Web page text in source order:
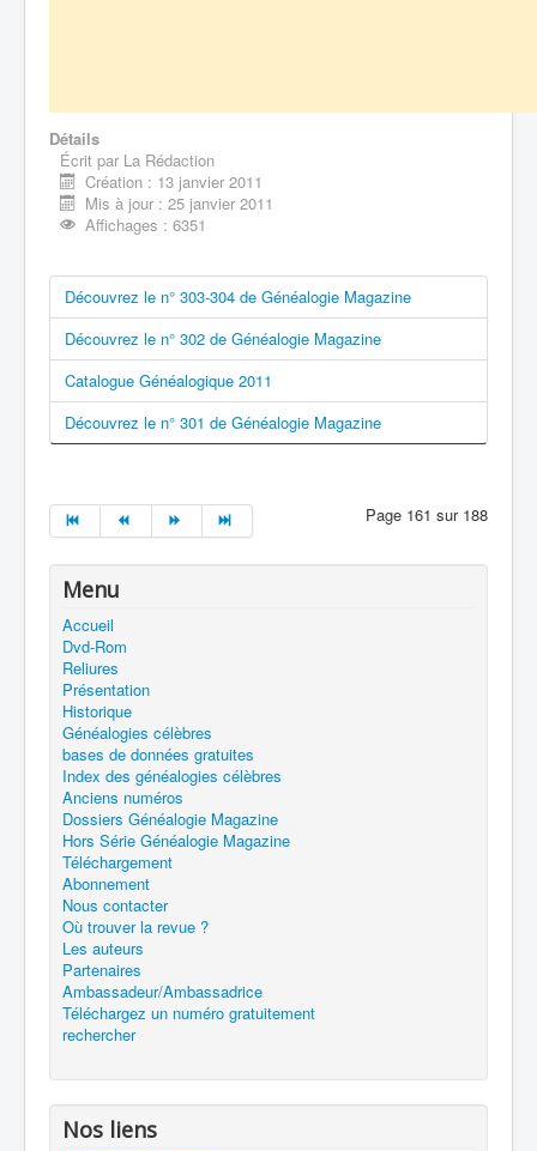
Détails
Écrit par La Rédaction
Création : 13 janvier 2011
Mis à jour : 25 janvier 2011
Affichages : 6351
Découvrez le n° 303-304 de Généalogie Magazine
Découvrez le n° 302 de Généalogie Magazine
Catalogue Généalogique 2011
Découvrez le n° 301 de Généalogie Magazine
Page 161 sur 188
Menu
Accueil
Dvd-Rom
Reliures
Présentation
Historique
Généalogies célèbres
bases de données gratuites
Index des généalogies célèbres
Anciens numéros
Dossiers Généalogie Magazine
Hors Série Généalogie Magazine
Téléchargement
Abonnement
Nous contacter
Où trouver la revue ?
Les auteurs
Partenaires
Ambassadeur/Ambassadrice
Téléchargez un numéro gratuitement
rechercher
Nos liens